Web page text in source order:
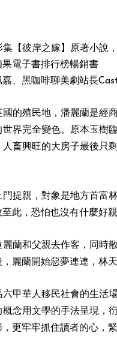
【彼岸之嫁】原著小說
電子書排行榜暢銷書
、黑咖啡聊美劇站長
的殖民地，潘麗蘭是經
界完全變色。原本玉樹
畜興旺的大房子最後只
提親，對象是地方首富
此，恐怕也沒有什麼好親
蘭和父親去作客，同時
，麗蘭開始惡夢連連，
六甲華人移民社會的生
念用文學的手法呈現，
更牢牢抓住讀者的心，